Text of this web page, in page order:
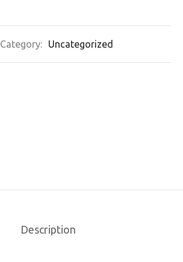
Category: Uncategorized
Description